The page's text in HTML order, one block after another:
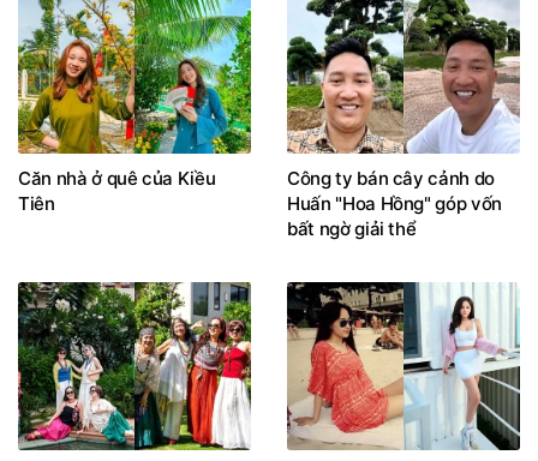
Căn nhà ở quê của Kiều
Tiên
Công ty bán cây cảnh do
Huấn "Hoa Hồng" góp vốn
bất ngờ giải thể